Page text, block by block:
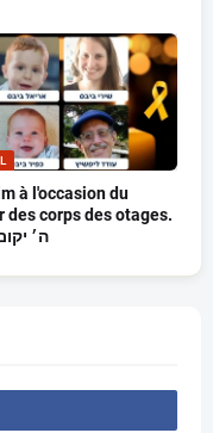
à l'occasion du
des corps des otages.
ה׳